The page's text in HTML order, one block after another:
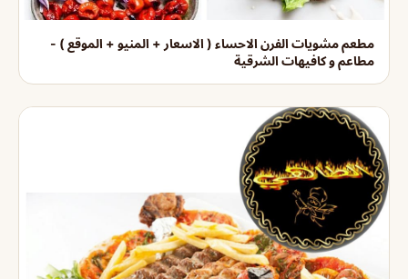
مطعم مشويات الفرن الاحساء ( الاسعار + المنيو + الموقع ) -
مطاعم و كافيهات الشرقية